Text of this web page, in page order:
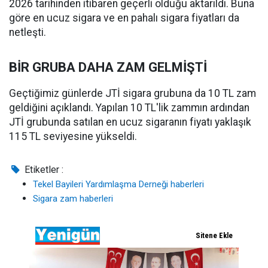
2026 tarihinden itibaren geçerli olduğu aktarıldı. Buna
göre en ucuz sigara ve en pahalı sigara fiyatları da
netleşti.
BİR GRUBA DAHA ZAM GELMİŞTİ
Geçtiğimiz günlerde JTİ sigara grubuna da 10 TL zam
geldiğini açıklandı. Yapılan 10 TL'lik zammın ardından
JTİ grubunda satılan en ucuz sigaranın fiyatı yaklaşık
115 TL seviyesine yükseldi.
Etiketler :
Tekel Bayileri Yardımlaşma Derneği haberleri
Sigara zam haberleri